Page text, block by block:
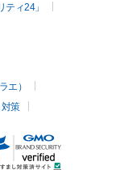
ィ24」
エ）
策